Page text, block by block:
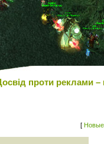
проти реклами
[